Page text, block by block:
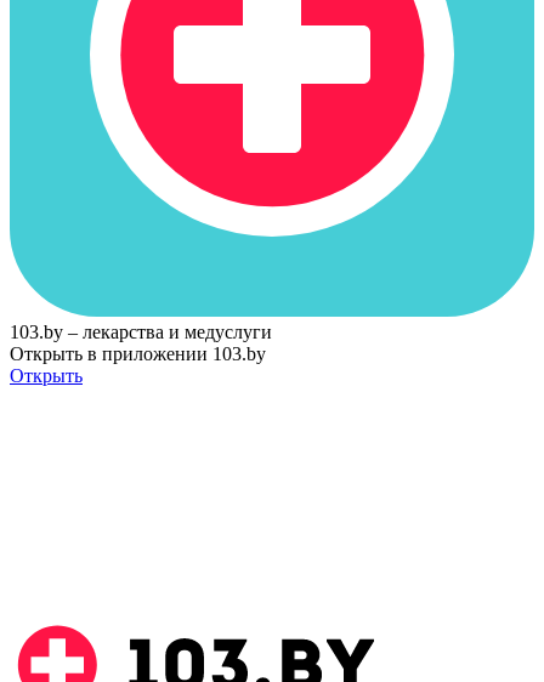
103.by – лекарства и медуслуги
Открыть в приложении 103.by
Открыть